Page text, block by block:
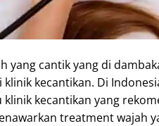
yang cantik yang di
kecantikan. Di
kecantikan yang
treatment wajah